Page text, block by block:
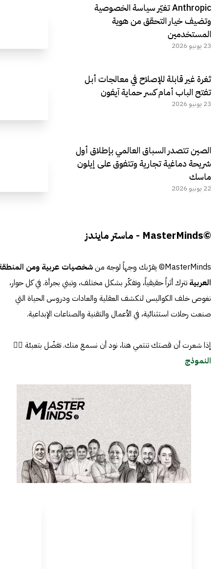
Anthropic تغيّر سياسة الخصوصية
وتضيف خيار التحقق من هوية
المستخدمين
23 يونيو 2026
ثغرة غير قابلة للإصلاح في معالجات أبل
تفتح الباب أمام كسر حماية آيفون
23 يونيو 2026
الصين تتصدر السباق العالمي بإطلاق أول
شريحة دماغية تجارية وتتفوق على إيلون
ماسك
22 يونيو 2026
©MasterMinds - ماستر مايندز
MasterMinds© يقرّبك وجهاً لوجه من
شخصيات عربية ومن
العربية تترك أثراً حقيقياً، وتفكّر بشكل مختلف، وتبني بجرأة. في كل حوار،
نغوص خلف الكواليس لنكشف العقلية والعادات ودروس الحياة التي
صنعت رحلات استثنائية، في الأعمال والتقنية والصناعات الإبداعية.
إذا شعرت أن قصتك تنتمي هنا، نود أن نسمع منك. تفضّل بتعبئة 👈🏼
النموذج